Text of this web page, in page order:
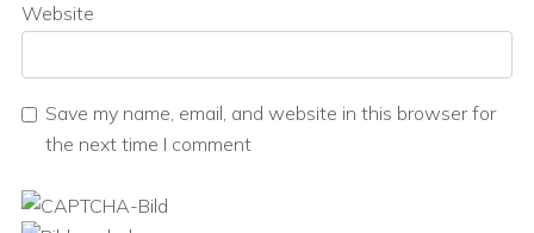
Website
Save my name, email, and website in this browser for
the next time I comment